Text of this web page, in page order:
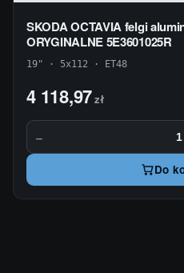
SKODA OCTAVIA felgi
ORYGINALNE 5E3601025R
19" · 5x112 · ET48
4 118,97zł
−
Do